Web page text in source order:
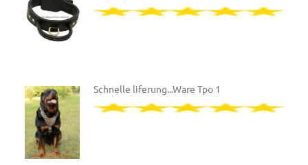
Schnelle liferung...Ware Tpo 1